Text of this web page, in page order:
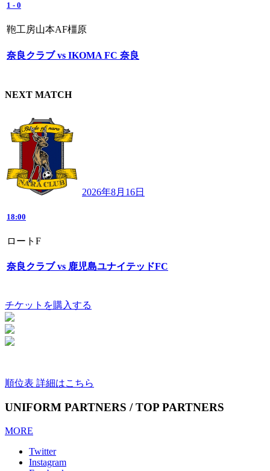
1 - 0
鞄工房山本AF橿原
奈良クラブ vs IKOMA FC 奈良
NEXT MATCH
2026年8月16日
18:00
ロートF
奈良クラブ vs 鹿児島ユナイテッドFC
チケットを購入する
順位表 詳細はこちら
UNIFORM PARTNERS / TOP PARTNERS
MORE
Twitter
Instagram